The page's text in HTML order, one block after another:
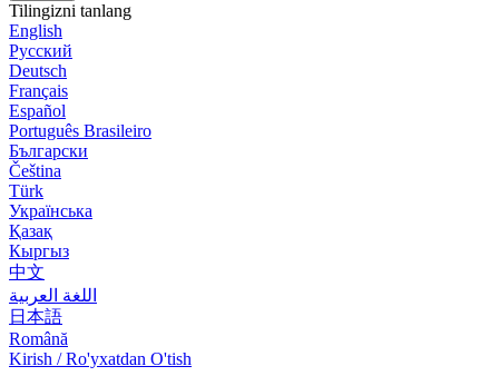
Tilingizni tanlang
English
Русский
Deutsch
Français
Español
Português Brasileiro
Български
Čeština
Türk
Українська
Қазақ
Кыргыз
中文
اللغة العربية
日本語
Română
Kirish / Ro'yxatdan O'tish